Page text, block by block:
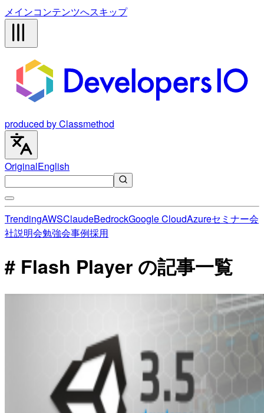
メインコンテンツへスキップ
produced by Classmethod
OriginalEnglish
TrendingAWSClaudeBedrockGoogle CloudAzureセミナー会
社説明会勉強会事例採用
# Flash Player の記事一覧